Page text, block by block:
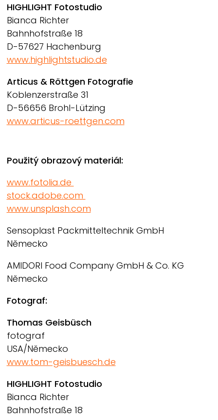
HIGHLIGHT Fotostudio
Bianca Richter
Bahnhofstraße 18
D-57627 Hachenburg
www.highlightstudio.de
Articus & Röttgen Fotografie
Koblenzerstraße 31
D-56656 Brohl-Lützing
www.articus-roettgen.com
Použitý obrazový materiál:
www.fotolia.de
stock.adobe.com
www.unsplash.com
Sensoplast Packmitteltechnik GmbH
Německo
AMIDORI Food Company GmbH & Co. KG
Německo
Fotograf:
Thomas Geisbüsch
fotograf
USA/Německo
www.tom-geisbuesch.de
HIGHLIGHT Fotostudio
Bianca Richter
Bahnhofstraße 18